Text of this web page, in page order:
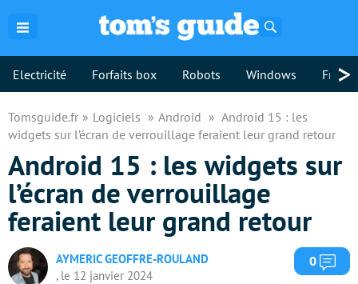
Electricité Forfaits box Robots Windows >
Tomsguide.fr Logiciels Android
Android 15 : les
widgets sur l’écran de verrouillage feraient leur grand retour
Android 15 : les widgets sur
l’écran de verrouillage
feraient leur grand retour
AYMERIC GEOFFRE-ROULAND
, le 12 janvier 2024
0